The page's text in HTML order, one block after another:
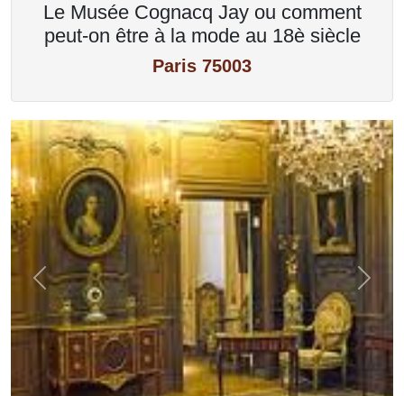
Le Musée Cognacq Jay ou comment
peut-on être à la mode au 18è siècle
Paris 75003
Previous Next